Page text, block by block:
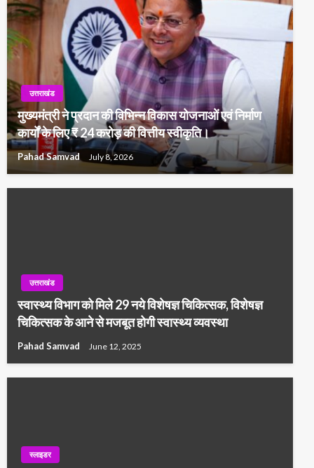
उत्तराखंड
मुख्यमंत्री ने प्रदान की विभिन्न विकास योजनाओं एवं निर्माण
कार्यों के लिए ₹ 24 करोड़ की वित्तीय स्वीकृति।
Pahad Samvad July 8, 2026
उत्तराखंड
स्वास्थ्य विभाग को मिले 29 नये विशेषज्ञ चिकित्सक, विशेषज्ञ
चिकित्सक के आने से मजबूत होगी स्वास्थ्य व्यवस्था
Pahad Samvad June 12, 2025
स्लाइडर